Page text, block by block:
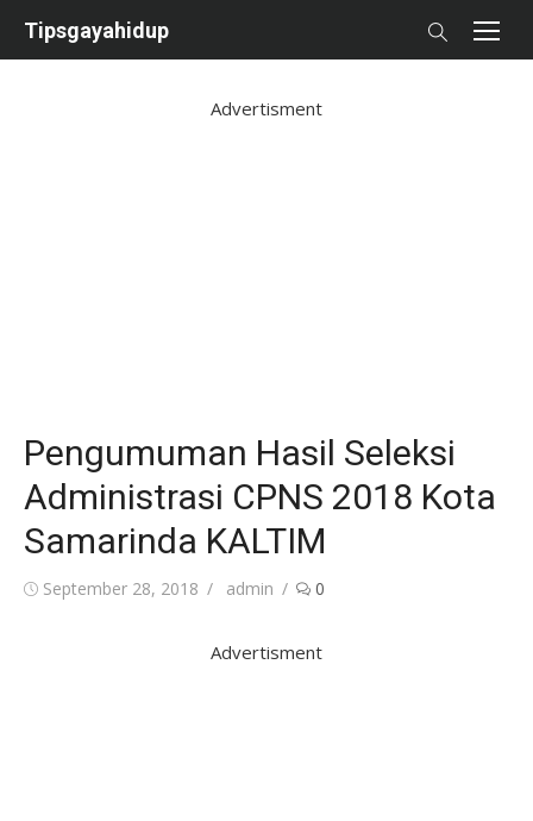
Tipsgayahidup
Advertisment
Pengumuman Hasil Seleksi
Administrasi CPNS 2018 Kota
Samarinda KALTIM
Posted
September 28, 2018 Author
admin 0
Advertisment